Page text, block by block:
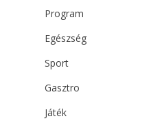
Program
Egészség
Sport
Gasztro
Játék